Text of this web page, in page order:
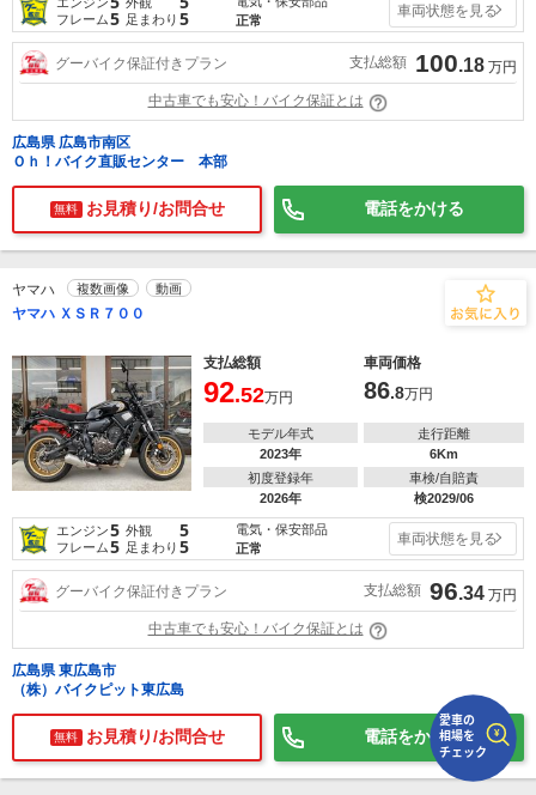
フレーム5 足まわり 5
正常
車両状態を見る
グーバイク保証付きプラン 支払総額 100.18 万円
中古車でも安心！バイク保証とは
広島県 広島市南区
Ｏｈ！バイク直販センター 本部
無料 お見積り/お問合せ 電話をかける
ヤマハ 複数画像 動画
ヤマハ ＸＳＲ７００
支払総額 車両価格
92.52万円 86.8万円
モデル年式
2023年
走行距離
6Km
初度登録年
2026年
車検/自賠責
検2029/06
エンジン5 外観 5
フレーム5 足まわり 5
電気・保安部品
正常
車両状態を見る
グーバイク保証付きプラン 支払総額 96.34 万円
中古車でも安心！バイク保証とは
広島県 東広島市
（株）バイクピット東広島
無料 お見積り/お問合せ 電話をかける
まずはメーカーを選択する
排気量
型式(任意)